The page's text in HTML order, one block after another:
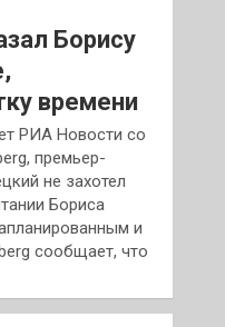
Борису
времени
РИА Новости со
премьер-
не захотел
Бориса
и
сообщает, что